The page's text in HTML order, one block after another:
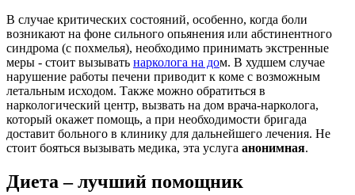
В случае критических состояний, особенно, когда боли
возникают на фоне сильного опьянения или абстинентного
синдрома (с похмелья), необходимо принимать экстренные
меры - стоит вызывать нарколога на дом. В худшем случае
нарушение работы печени приводит к коме с возможным
летальным исходом. Также можно обратиться в
наркологический центр, вызвать на дом врача-нарколога,
который окажет помощь, а при необходимости бригада
доставит больного в клинику для дальнейшего лечения. Не
стоит бояться вызывать медика, эта услуга анонимная.
Диета – лучший помощник